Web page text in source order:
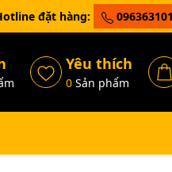
đặt hàng:
Yêu thích
0Sản phẩm